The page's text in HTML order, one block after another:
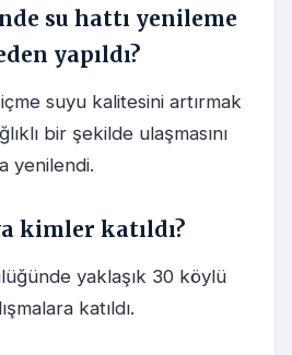
su hattı yenileme
yapıldı?
suyu kalitesini artırmak
bir şekilde ulaşmasını
yenilendi.
kimler katıldı?
yaklaşık 30 köylü
katıldı.